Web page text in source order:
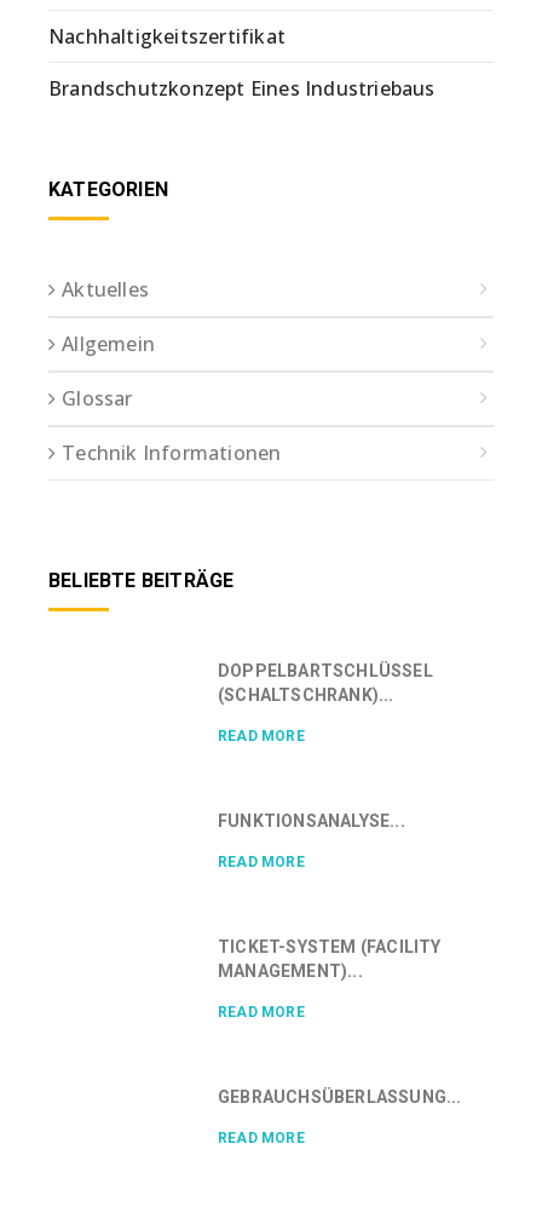
Nachhaltigkeitszertifikat
Brandschutzkonzept Eines Industriebaus
KATEGORIEN
Aktuelles
Allgemein
Glossar
Technik Informationen
BELIEBTE BEITRÄGE
DOPPELBARTSCHLÜSSEL
(SCHALTSCHRANK)...
READ MORE
FUNKTIONSANALYSE...
READ MORE
TICKET-SYSTEM (FACILITY
MANAGEMENT)...
READ MORE
GEBRAUCHSÜBERLASSUNG...
READ MORE